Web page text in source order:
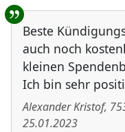
Beste
auch noch
kleinen
Ich bin sehr
Alexander Kristof,
25.01.2023